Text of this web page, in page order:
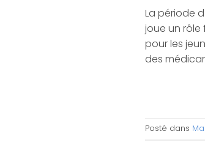
La période
joue un rôle
pour les
des
Posté dans